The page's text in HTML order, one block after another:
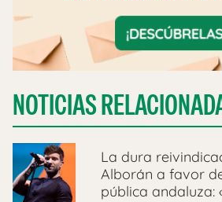
NOTICIAS
La dura
Alborán a favor
pública andaluza: